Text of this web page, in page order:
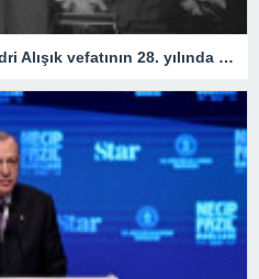
Yeşilçam’ın Turist Ömer’i Sadri Alışık vefatının 28. yılında anılıyor